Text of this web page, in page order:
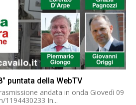
puntata della WebTV
andata in onda Giovedì 09
Luglio https://vimeo.com/1194430233 In...